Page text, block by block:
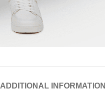
ADDITIONAL INFORMATION